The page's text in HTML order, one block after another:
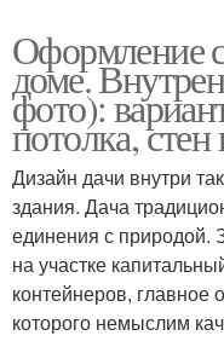
Оформление
доме.
фото):
потолка, стен
Дизайн дачи внутри
здания. Дача
единения с природой.
на участке
контейнеров, главное
которого немыслим